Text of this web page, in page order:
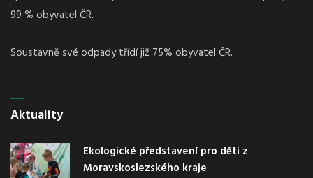
99 % obyvatel ČR.
Soustavně své odpady třídí již 75% obyvatel ČR.
Aktuality
Ekologické představení pro děti z
Moravskoslezského kraje